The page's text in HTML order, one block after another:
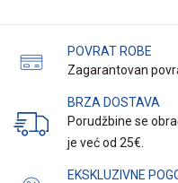
POVRAT ROBE
Zagarantovan
BRZA DOSTAVA
Porudžbine se
je već od 25€.
EKSKLUZIVNE